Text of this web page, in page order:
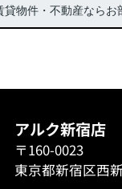
物件・不動産ならお
アルク新宿店
〒160-0023
東京都新宿区西